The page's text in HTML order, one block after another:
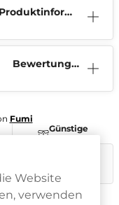
Produktinform
Bewertunge
Fumi
Günstige
Preise
Website
verwenden